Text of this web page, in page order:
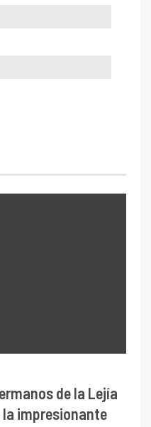
de la Lejía
la impresionante